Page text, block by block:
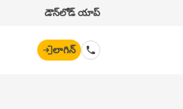
డౌన్‌లోడ్ యాప్
లాగిన్